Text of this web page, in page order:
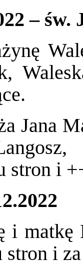
–
Jana
stron i
i matkę
i